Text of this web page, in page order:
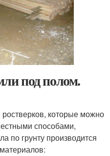
под полом.
которые можно
способами,
по грунту производится